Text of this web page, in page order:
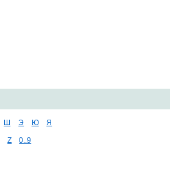
Ш Э Ю Я
Z 0..9